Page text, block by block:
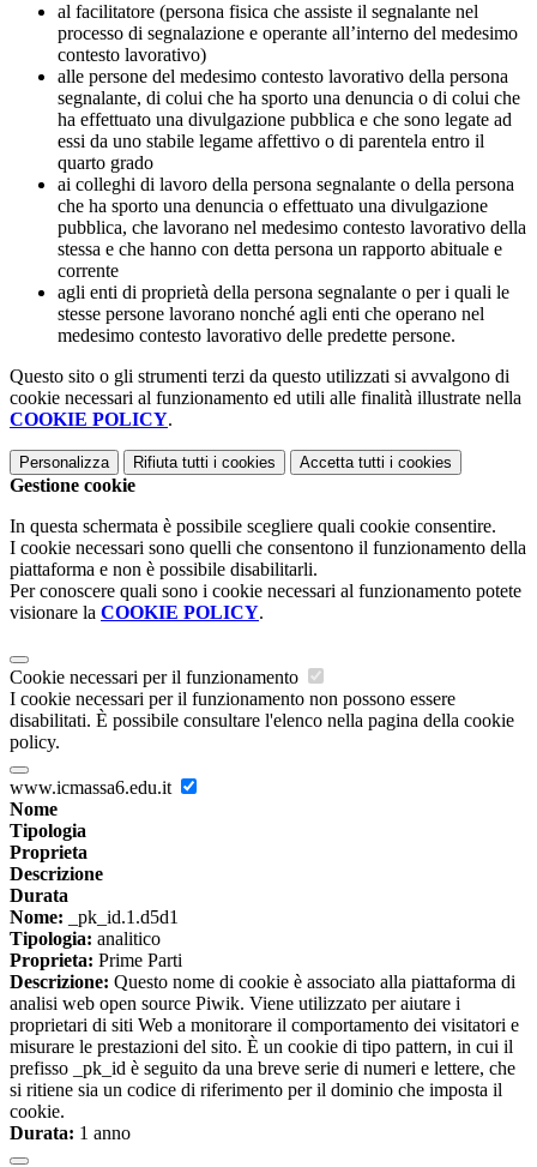
al facilitatore (persona fisica che assiste il segnalante nel
processo di segnalazione e operante all’interno del medesimo
contesto lavorativo)
alle persone del medesimo contesto lavorativo della persona
segnalante, di colui che ha sporto una denuncia o di colui che
ha effettuato una divulgazione pubblica e che sono legate ad
essi da uno stabile legame affettivo o di parentela entro il
quarto grado
ai colleghi di lavoro della persona segnalante o della persona
che ha sporto una denuncia o effettuato una divulgazione
pubblica, che lavorano nel medesimo contesto lavorativo della
stessa e che hanno con detta persona un rapporto abituale e
corrente
agli enti di proprietà della persona segnalante o per i quali le
stesse persone lavorano nonché agli enti che operano nel
medesimo contesto lavorativo delle predette persone.
Questo sito o gli strumenti terzi da questo utilizzati si avvalgono di
cookie necessari al funzionamento ed utili alle finalità illustrate nella
COOKIE POLICY.
Personalizza Rifiuta tutti i cookies Accetta tutti i cookies
Gestione cookie
In questa schermata è possibile scegliere quali cookie consentire.
I cookie necessari sono quelli che consentono il funzionamento della
piattaforma e non è possibile disabilitarli.
Per conoscere quali sono i cookie necessari al funzionamento potete
visionare la COOKIE POLICY.
Cookie necessari per il funzionamento
I cookie necessari per il funzionamento non possono essere
disabilitati. È possibile consultare l'elenco nella pagina della cookie
policy.
www.icmassa6.edu.it
Nome
Tipologia
Proprieta
Descrizione
Durata
Nome: _pk_id.1.d5d1
Tipologia: analitico
Proprieta: Prime Parti
Descrizione: Questo nome di cookie è associato alla piattaforma di
analisi web open source Piwik. Viene utilizzato per aiutare i
proprietari di siti Web a monitorare il comportamento dei visitatori e
misurare le prestazioni del sito. È un cookie di tipo pattern, in cui il
prefisso _pk_id è seguito da una breve serie di numeri e lettere, che
si ritiene sia un codice di riferimento per il dominio che imposta il
cookie.
Durata: 1 anno